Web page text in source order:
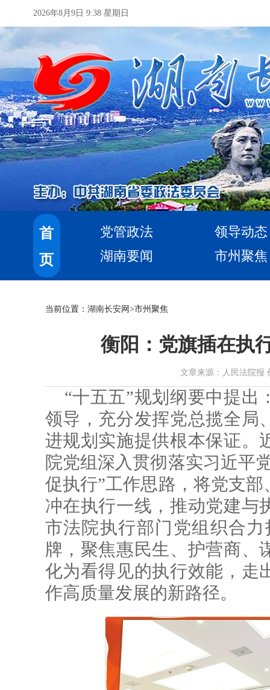
2026年8月9日 9:38 星期日
首
页
党管政法
领导动态
湖南要闻
市州聚焦
当前位置： 湖南长安网 >市州聚焦
衡阳：党旗插在执
文章来源：人民法院报
“十五五”规划纲要中提出
领导，充分发挥党总揽全局
进规划实施提供根本保证。
院党组深入贯彻落实习近平
促执行”工作思路，将党支
冲在执行一线，推动党建与
市法院执行部门党组织合
牌，聚焦惠民生、护营商、
化为看得见的执行效能，走
作高质量发展的新路径。